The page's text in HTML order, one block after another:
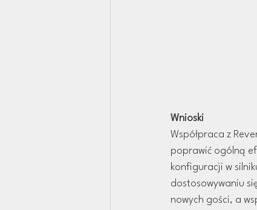
Wnioski
Współpraca z
poprawić ogólną
konfiguracji w
dostosowywaniu
nowych gości, a